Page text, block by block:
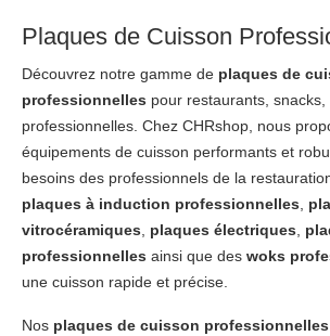
Plaques de Cuisson
Découvrez notre gamme de plaques de
professionnelles pour restaurants,
professionnelles. Chez CHRshop, nous
équipements de cuisson performants et
besoins des professionnels de la
plaques à induction professionnelles
vitrocéramiques
plaques électriques
professionnelles ainsi que des woks
une cuisson rapide et précise.
Nos plaques de cuisson professionnelles